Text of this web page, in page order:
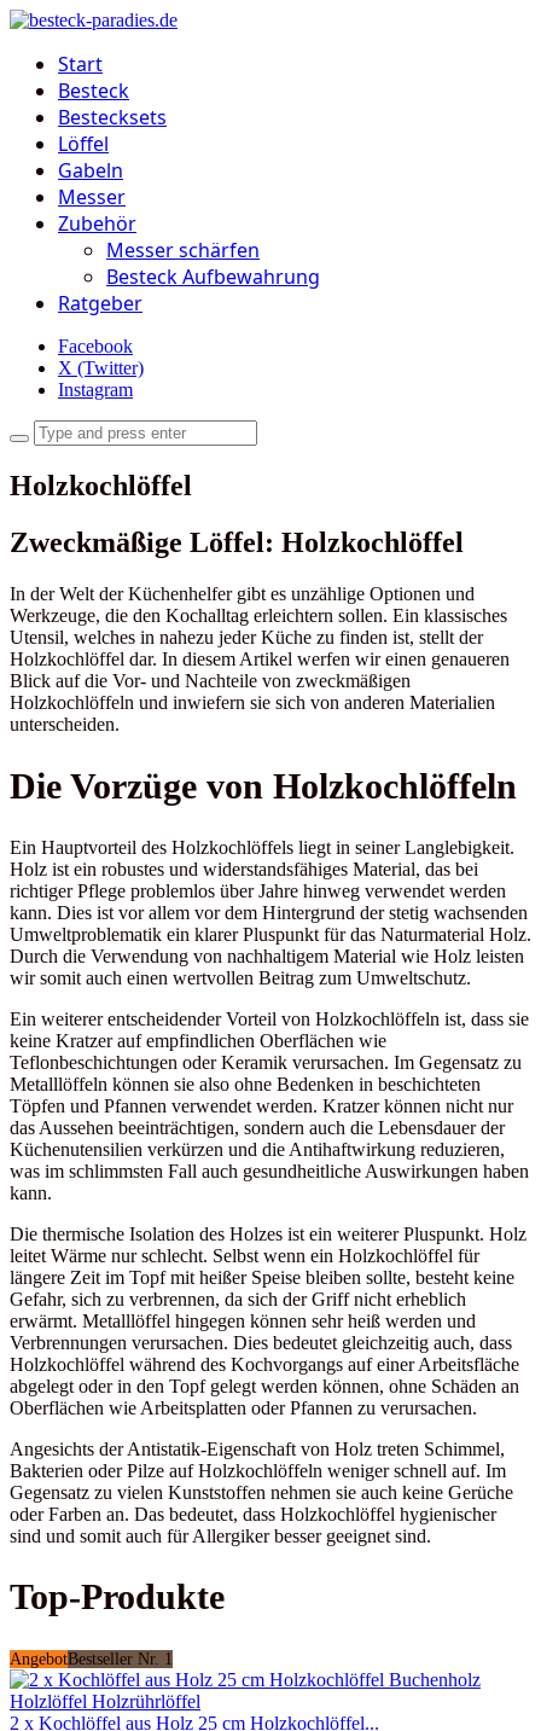
Start
Besteck
Bestecksets
Löffel
Gabeln
Messer
Zubehör
Messer schärfen
Besteck Aufbewahrung
Ratgeber
Facebook
X (Twitter)
Instagram
Holzkochlöffel
Zweckmäßige Löffel: Holzkochlöffel
In der Welt der Küchenhelfer gibt es unzählige Optionen und
Werkzeuge, die den Kochalltag erleichtern sollen. Ein klassisches
Utensil, welches in nahezu jeder Küche zu finden ist, stellt der
Holzkochlöffel dar. In diesem Artikel werfen wir einen genaueren
Blick auf die Vor- und Nachteile von zweckmäßigen
Holzkochlöffeln und inwiefern sie sich von anderen Materialien
unterscheiden.
Die Vorzüge von Holzkochlöffeln
Ein Hauptvorteil des Holzkochlöffels liegt in seiner Langlebigkeit.
Holz ist ein robustes und widerstandsfähiges Material, das bei
richtiger Pflege problemlos über Jahre hinweg verwendet werden
kann. Dies ist vor allem vor dem Hintergrund der stetig wachsenden
Umweltproblematik ein klarer Pluspunkt für das Naturmaterial Holz.
Durch die Verwendung von nachhaltigem Material wie Holz leisten
wir somit auch einen wertvollen Beitrag zum Umweltschutz.
Ein weiterer entscheidender Vorteil von Holzkochlöffeln ist, dass sie
keine Kratzer auf empfindlichen Oberflächen wie
Teflonbeschichtungen oder Keramik verursachen. Im Gegensatz zu
Metalllöffeln können sie also ohne Bedenken in beschichteten
Töpfen und Pfannen verwendet werden. Kratzer können nicht nur
das Aussehen beeinträchtigen, sondern auch die Lebensdauer der
Küchenutensilien verkürzen und die Antihaftwirkung reduzieren,
was im schlimmsten Fall auch gesundheitliche Auswirkungen haben
kann.
Die thermische Isolation des Holzes ist ein weiterer Pluspunkt. Holz
leitet Wärme nur schlecht. Selbst wenn ein Holzkochlöffel für
längere Zeit im Topf mit heißer Speise bleiben sollte, besteht keine
Gefahr, sich zu verbrennen, da sich der Griff nicht erheblich
erwärmt. Metalllöffel hingegen können sehr heiß werden und
Verbrennungen verursachen. Dies bedeutet gleichzeitig auch, dass
Holzkochlöffel während des Kochvorgangs auf einer Arbeitsfläche
abgelegt oder in den Topf gelegt werden können, ohne Schäden an
Oberflächen wie Arbeitsplatten oder Pfannen zu verursachen.
Angesichts der Antistatik-Eigenschaft von Holz treten Schimmel,
Bakterien oder Pilze auf Holzkochlöffeln weniger schnell auf. Im
Gegensatz zu vielen Kunststoffen nehmen sie auch keine Gerüche
oder Farben an. Das bedeutet, dass Holzkochlöffel hygienischer
sind und somit auch für Allergiker besser geeignet sind.
Top-Produkte
AngebotBestseller Nr. 1
2 x Kochlöffel aus Holz 25 cm Holzkochlöffel...